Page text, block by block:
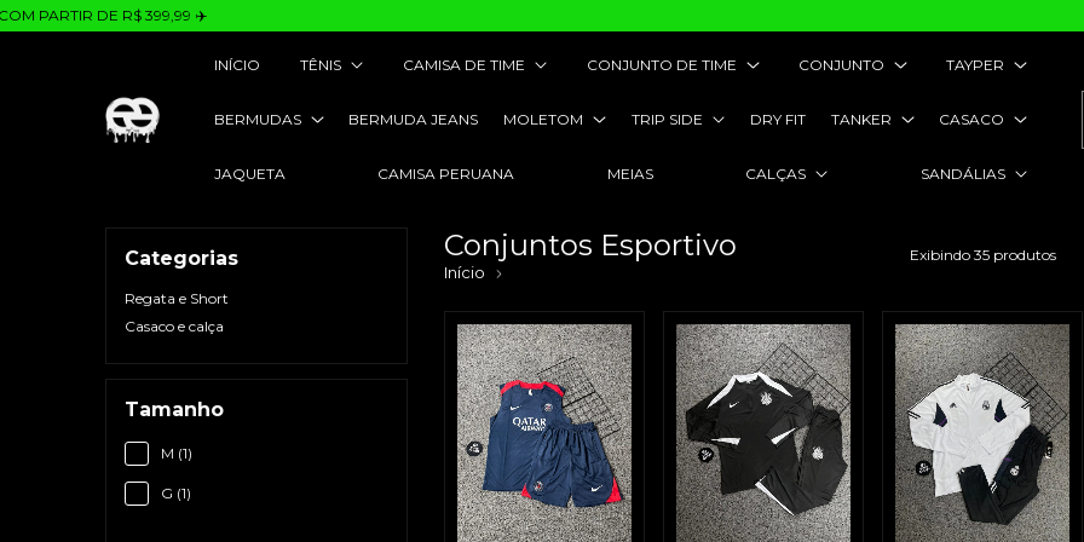
PARTIR DE R$ 399,99 ✈️
INÍCIO TÊNIS CAMISA DE TIME CONJUNTO DE TIME CONJUNTO TAYPER
BERMUDAS BERMUDA JEANS MOLETOM TRIP SIDE DRY FIT TANKER CASACO
JAQUETA CAMISA PERUANA MEIAS CALÇAS SANDÁLIAS
Categorias
Regata e Short
Casaco e calça
Tamanho
M (1)
G (1)
Conjuntos Esportivo
Início
Exibindo 35 produtos